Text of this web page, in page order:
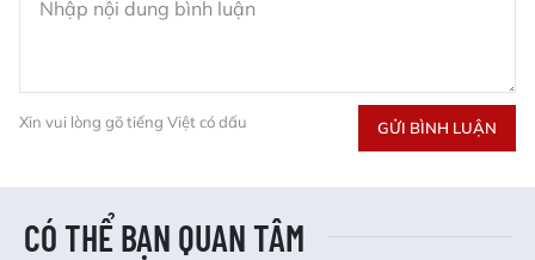
Xin vui lòng gõ tiếng Việt có dấu GỬI BÌNH LUẬN
CÓ THỂ BẠN QUAN TÂM